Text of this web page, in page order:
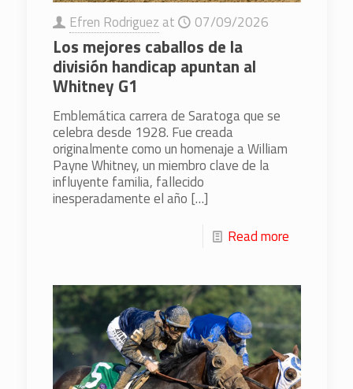
Efren Rodriguez at 07/09/2026
Los mejores caballos de la
división handicap apuntan al
Whitney G1
Emblemática carrera de Saratoga que se
celebra desde 1928. Fue creada
originalmente como un homenaje a William
Payne Whitney, un miembro clave de la
influyente familia, fallecido
inesperadamente el año […]
Read more